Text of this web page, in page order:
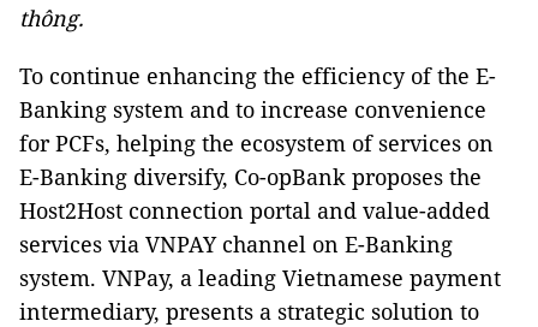
thông.
To continue enhancing the efficiency of the E-
Banking system and to increase convenience
for PCFs, helping the ecosystem of services on
E-Banking diversify, Co-opBank proposes the
Host2Host connection portal and value-added
services via VNPAY channel on E-Banking
system. VNPay, a leading Vietnamese payment
intermediary, presents a strategic solution to